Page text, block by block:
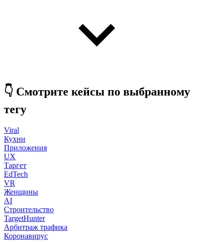
👇 Смотрите кейсы по выбранному
тегу
Viral
Кухни
Приложения
UX
Таргет
EdTech
VR
Женщины
AI
Строительство
TargetHunter
Арбитраж трафика
Коронавирус